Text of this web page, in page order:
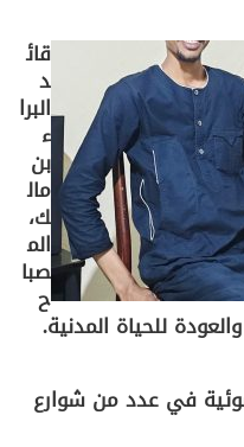
قائ
د
البرا
ء
بن
مال
ك،
الم
صبا
ح
للحياة المدنية.
في عدد من شوارع